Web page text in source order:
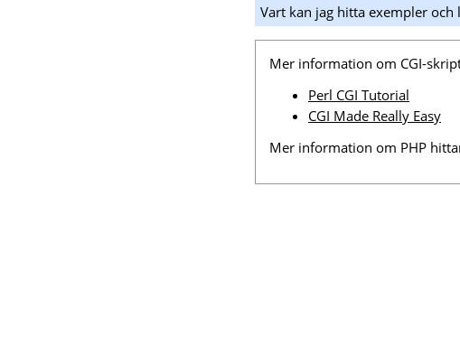
Vart kan jag hitta exempler
Mer information om CGI-
Perl CGI Tutorial
CGI Made Really Easy
Mer information om PHP